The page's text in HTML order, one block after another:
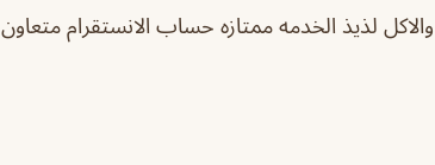
لذيذ الخدمه ممتازه حساب الانستقرام متعاون